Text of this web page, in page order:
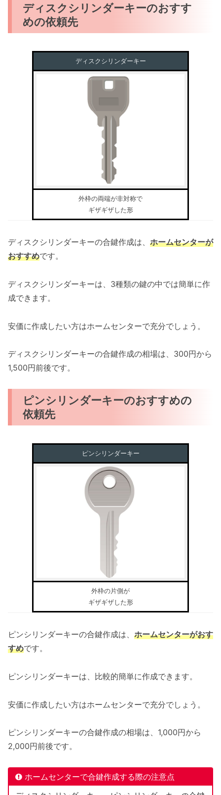
ディスクシリンダーキーのおすす
めの依頼先
ディスクシリンダーキー
外枠の両端が非対称で
ギザギザした形
ディスクシリンダーキーの合鍵作成は、 ホームセンターが
おすすめです。
ディスクシリンダーキーは、3種類の鍵の中では簡単に作
成できます。
安価に作成したい方はホームセンターで充分でしょう。
ディスクシリンダーキーの合鍵作成の相場は、300円から
1,500円前後です。
ピンシリンダーキーのおすすめの
依頼先
ピンシリンダーキー
外枠の片側が
ギザギザした形
ピンシリンダーキーの合鍵作成は、 ホームセンターがおす
すめです。
ピンシリンダーキーは、比較的簡単に作成できます。
安価に作成したい方はホームセンターで充分でしょう。
ピンシリンダーキーの合鍵作成の相場は、1,000円から
2,000円前後です。
ホームセンターで合鍵作成する際の注意点